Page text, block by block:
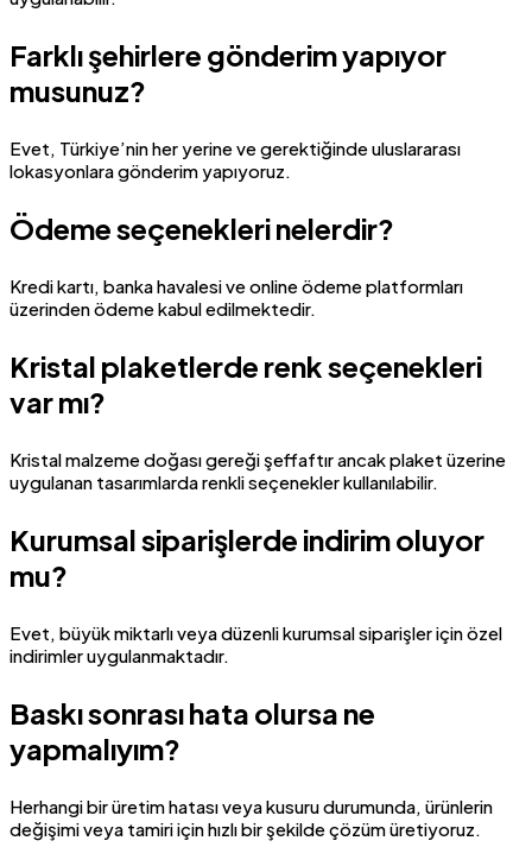
Farklı şehirlere gönderim yapıyor
musunuz?
Evet, Türkiye’nin her yerine ve gerektiğinde uluslararası
lokasyonlara gönderim yapıyoruz.
Ödeme seçenekleri nelerdir?
Kredi kartı, banka havalesi ve online ödeme platformları
üzerinden ödeme kabul edilmektedir.
Kristal plaketlerde renk seçenekleri
var mı?
Kristal malzeme doğası gereği şeffaftır ancak plaket üzerine
uygulanan tasarımlarda renkli seçenekler kullanılabilir.
Kurumsal siparişlerde indirim oluyor
mu?
Evet, büyük miktarlı veya düzenli kurumsal siparişler için özel
indirimler uygulanmaktadır.
Baskı sonrası hata olursa ne
yapmalıyım?
Herhangi bir üretim hatası veya kusuru durumunda, ürünlerin
değişimi veya tamiri için hızlı bir şekilde çözüm üretiyoruz.